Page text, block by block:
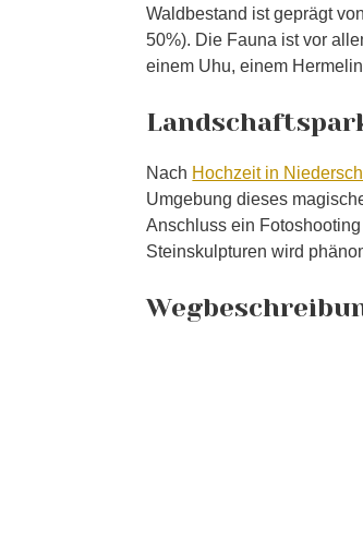
Waldbestand ist geprägt
50%). Die Fauna ist vor
einem Uhu, einem
Nach Hochzeit in
Umgebung dieses
Anschluss ein Fotoshooting
Steinskulpturen wird